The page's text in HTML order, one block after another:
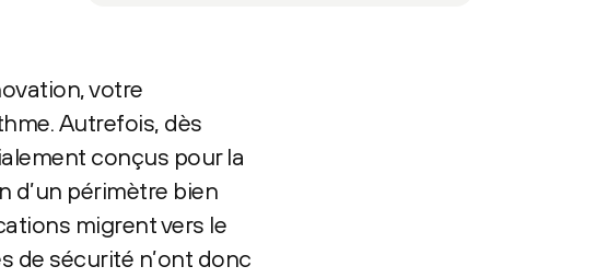
votre
Autrefois, dès
conçus pour la
d’un périmètre bien
migrent vers le
de sécurité n’ont donc